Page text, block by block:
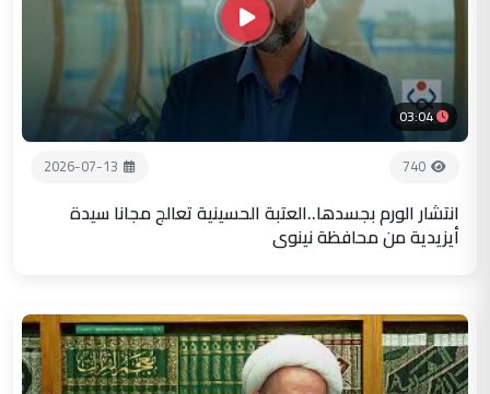
03:04
740
2026-07-13
انتشار الورم بجسدها..العتبة الحسينية تعالج مجانا سيدة
أيزيدية من محافظة نينوى